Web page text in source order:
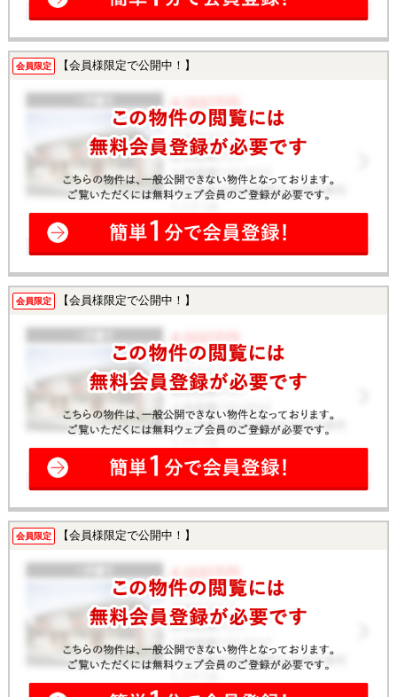
会員限定 【会員様限定で公開中！】
会員限定 【会員様限定で公開中！】
会員限定 【会員様限定で公開中！】